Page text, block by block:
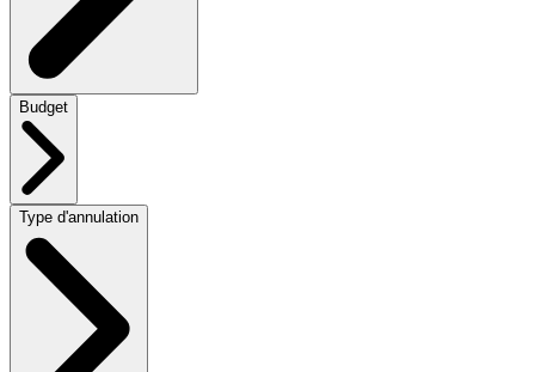
Budget
Type d'annulation